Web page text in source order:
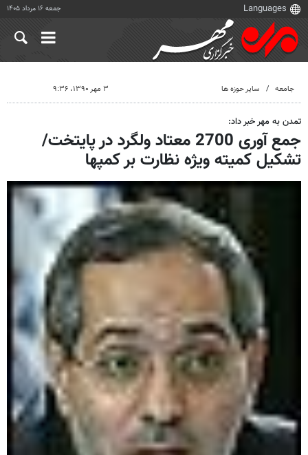
جمعه ۱۶ مرداد ۱۴۰۵
جامعه سایر حوزه ها ۳ مهر ۱۳۹۰، ۹:۳۶
تمدن به مهر خبر داد:
جمع آوری 2700 معتاد ولگرد در پایتخت/
تشکیل کمیته ویژه نظارت بر کمپها